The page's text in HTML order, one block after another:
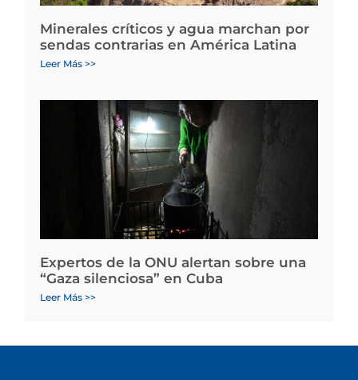
Minerales críticos y agua marchan por
sendas contrarias en América Latina
Leer Más >>
Expertos de la ONU alertan sobre una
“Gaza silenciosa” en Cuba
Leer Más >>